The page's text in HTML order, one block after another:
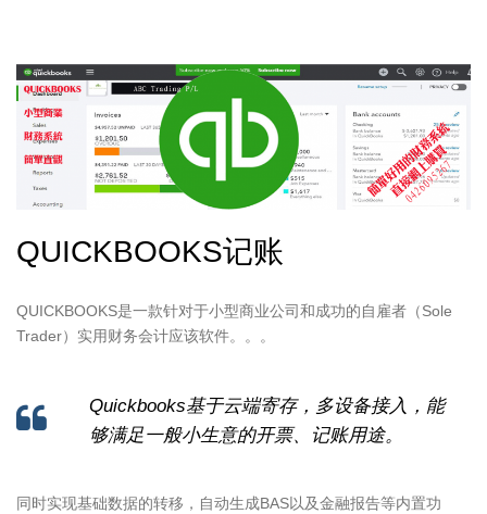
QUICKBOOKS记账
QUICKBOOKS是一款针对于小型商业公司和成功的自雇者（Sole
Trader）实用财务会计应该软件。。。
Quickbooks基于云端寄存，多设备接入，能
够满足一般小生意的开票、记账用途。
同时实现基础数据的转移，自动生成BAS以及金融报告等内置功